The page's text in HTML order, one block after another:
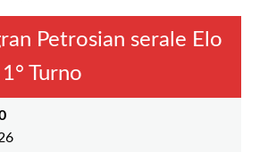
Petrosian serale Elo
Turno